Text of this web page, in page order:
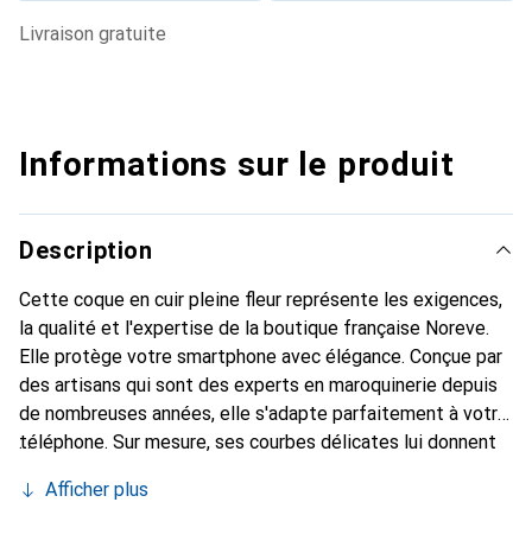
livraison gratuite
Informations sur le produit
Description
Cette coque en cuir pleine fleur représente les exigences,
la qualité et l'expertise de la boutique française Noreve.
Elle protège votre smartphone avec élégance. Conçue par
des artisans qui sont des experts en maroquinerie depuis
de nombreuses années, elle s'adapte parfaitement à votre
téléphone. Sur mesure, ses courbes délicates lui donnent
chic et indispensable pour votre smartphone. Reconnaître
Afficher plus